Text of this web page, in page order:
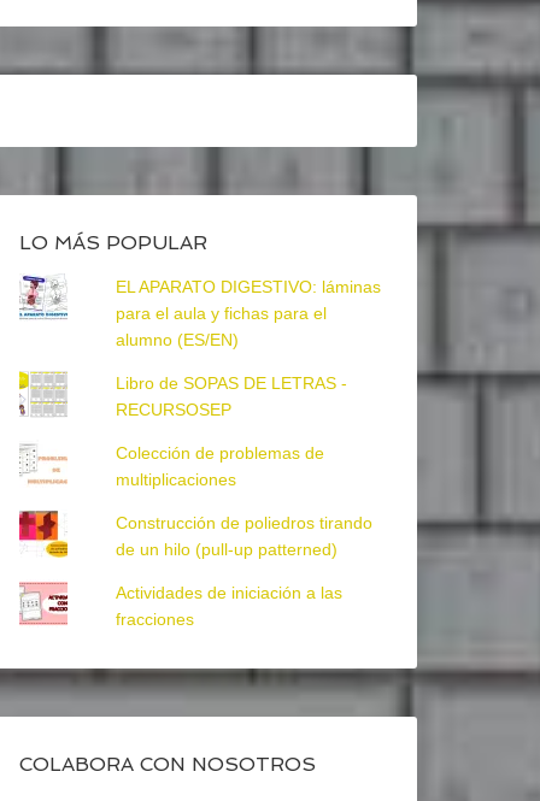
LO MÁS POPULAR
EL APARATO DIGESTIVO: láminas
para el aula y fichas para el
alumno (ES/EN)
Libro de SOPAS DE LETRAS -
RECURSOSEP
Colección de problemas de
multiplicaciones
Construcción de poliedros tirando
de un hilo (pull-up patterned)
Actividades de iniciación a las
fracciones
COLABORA CON NOSOTROS